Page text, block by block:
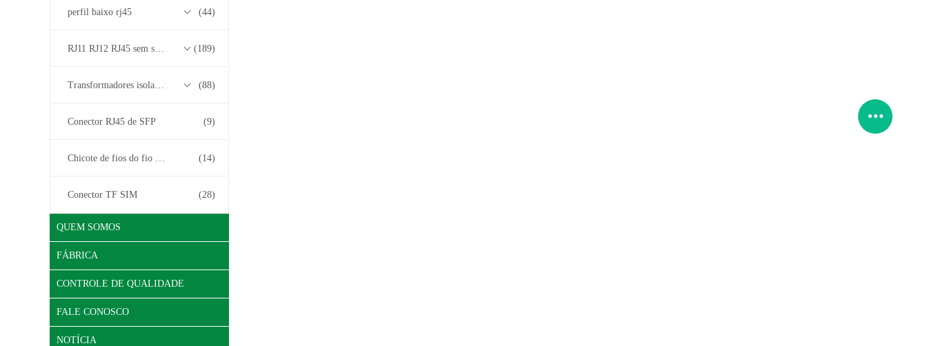
perfil baixo rj45 (44)
RJ11 RJ12 RJ45 sem série de transformadores (189)
Transformadores isolados (88)
Conector RJ45 de SFP (9)
Chicote de fios do fio do conector (14)
Conector TF SIM (28)
QUEM SOMOS
FÁBRICA
CONTROLE DE QUALIDADE
FALE CONOSCO
NOTÍCIA